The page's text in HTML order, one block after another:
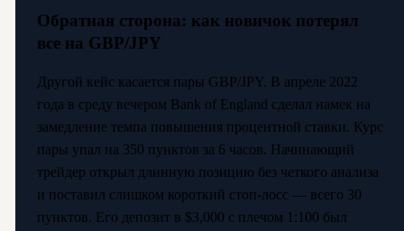
Обратная сторона: как новичок потерял
все на GBP/JPY
Другой кейс касается пары GBP/JPY. В апреле 2022
года в среду вечером Bank of England сделал намек на
замедление темпа повышения процентной ставки. Курс
пары упал на 350 пунктов за 6 часов. Начинающий
трейдер открыл длинную позицию без четкого анализа
и поставил слишком короткий стоп-лосс — всего 30
пунктов. Его депозит в $3,000 с плечом 1:100 был